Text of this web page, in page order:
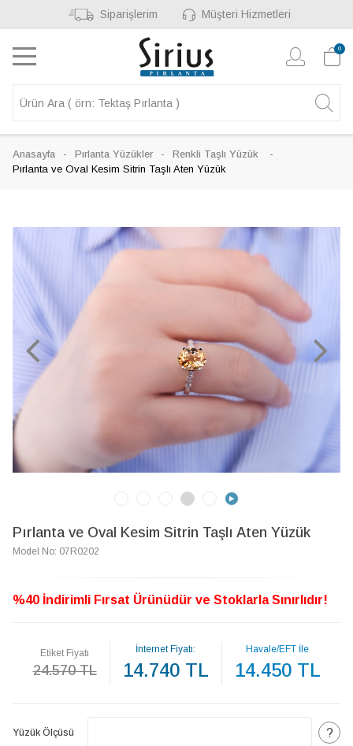
Siparişlerim Müşteri Hizmetleri
0
Anasayfa Pırlanta Yüzükler
Renkli Taşlı Yüzük
Pırlanta ve Oval Kesim Sitrin Taşlı Aten Yüzük
Pırlanta ve Oval Kesim Sitrin Taşlı Aten Yüzük
Model No: 07R0202
%40 İndirimli Fırsat Ürünüdür ve Stoklarla Sınırlıdır!
Etiket Fiyatı
24.570 TL
İnternet Fiyatı:
14.740 TL
Havale/EFT İle
14.450 TL
Yüzük Ölçüsü ?